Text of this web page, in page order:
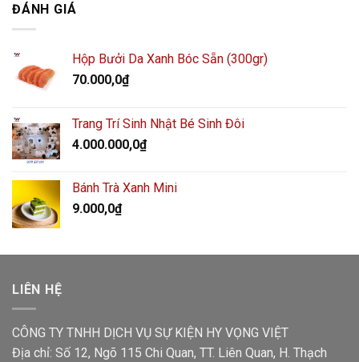
ĐÁNH GIÁ
Hộp Bưởi Da Xanh Bóc Sẵn (300gr)
70.000,0₫
Trang Trí Sinh Nhật Bé Sinh Đôi
4.000.000,0₫
Bánh Trà Xanh Mini
9.000,0₫
LIÊN HỆ
CÔNG TY TNHH DỊCH VỤ SỰ KIỆN HY VỌNG VIỆT
Địa chỉ: Số 12, Ngõ 115 Chi Quan, TT. Liên Quan, H. Thạch